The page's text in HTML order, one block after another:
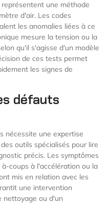
une méthode
d'air. Les codes
les anomalies liées à ce
mesure la tension ou la
qu'il s'agisse d'un modèle
de ces tests permet
les signes de
défauts
nécessite une expertise
outils spécialisés pour lire
précis. Les symptômes
coups à l'accélération ou la
mis en relation avec les
une intervention
nettoyage ou d'un